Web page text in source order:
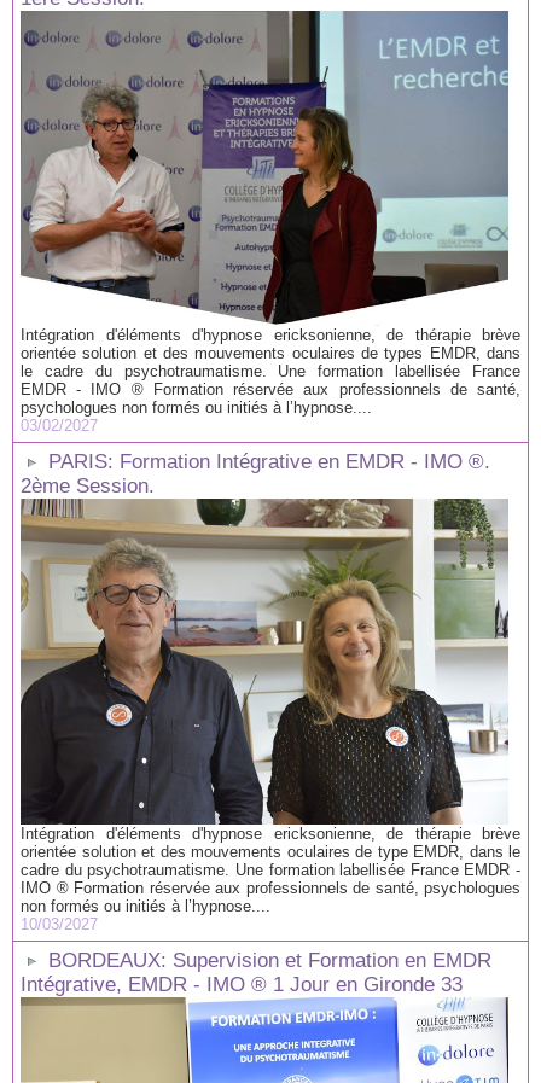
Intégration d'éléments d'hypnose ericksonienne, de thérapie brève
orientée solution et des mouvements oculaires de types EMDR, dans
le cadre du psychotraumatisme. Une formation labellisée France
EMDR - IMO ® Formation réservée aux professionnels de santé,
psychologues non formés ou initiés à l’hypnose....
03/02/2027
PARIS: Formation Intégrative en EMDR - IMO ®.
2ème Session.
Intégration d'éléments d'hypnose ericksonienne, de thérapie brève
orientée solution et des mouvements oculaires de type EMDR, dans le
cadre du psychotraumatisme. Une formation labellisée France EMDR -
IMO ® Formation réservée aux professionnels de santé, psychologues
non formés ou initiés à l’hypnose....
10/03/2027
BORDEAUX: Supervision et Formation en EMDR
Intégrative, EMDR - IMO ® 1 Jour en Gironde 33